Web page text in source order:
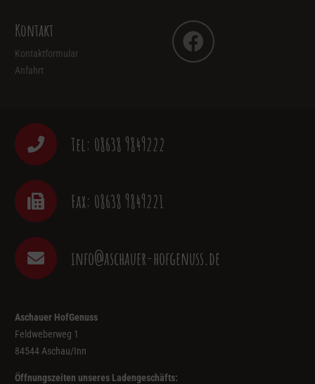
Kontakt
Kontaktformular
Anfahrt
Tel: 08638 9849222
Fax: 08638 9849221
info@aschauer-hofgenuss.de
Aschauer HofGenuss
Feldweberweg 1
84544 Aschau/Inn
Öffnungszeiten unseres Ladengeschäfts: